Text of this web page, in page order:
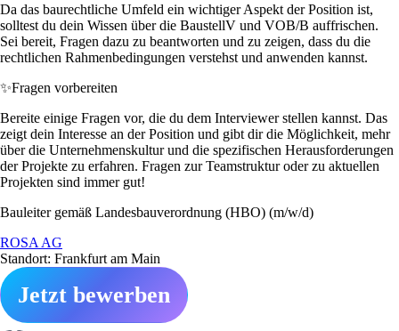
Da das baurechtliche Umfeld ein wichtiger Aspekt der Position ist,
solltest du dein Wissen über die BaustellV und VOB/B auffrischen.
Sei bereit, Fragen dazu zu beantworten und zu zeigen, dass du die
rechtlichen Rahmenbedingungen verstehst und anwenden kannst.
✨Fragen vorbereiten
Bereite einige Fragen vor, die du dem Interviewer stellen kannst. Das
zeigt dein Interesse an der Position und gibt dir die Möglichkeit, mehr
über die Unternehmenskultur und die spezifischen Herausforderungen
der Projekte zu erfahren. Fragen zur Teamstruktur oder zu aktuellen
Projekten sind immer gut!
Bauleiter gemäß Landesbauverordnung (HBO) (m/w/d)
ROSA AG
Standort: Frankfurt am Main
Jetzt bewerben